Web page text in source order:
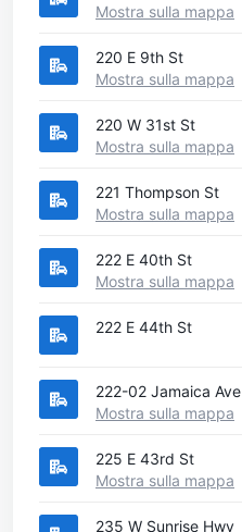
Mostra sulla mappa
220 E 9th St
Mostra sulla mappa
220 W 31st St
Mostra sulla mappa
221 Thompson St
Mostra sulla mappa
222 E 40th St
Mostra sulla mappa
222 E 44th St
222-02 Jamaica Ave
Mostra sulla mappa
225 E 43rd St
Mostra sulla mappa
235 W Sunrise Hwy